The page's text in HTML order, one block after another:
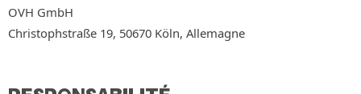
OVH GmbH
Christophstraße 19, 50670 Köln, Allemagne